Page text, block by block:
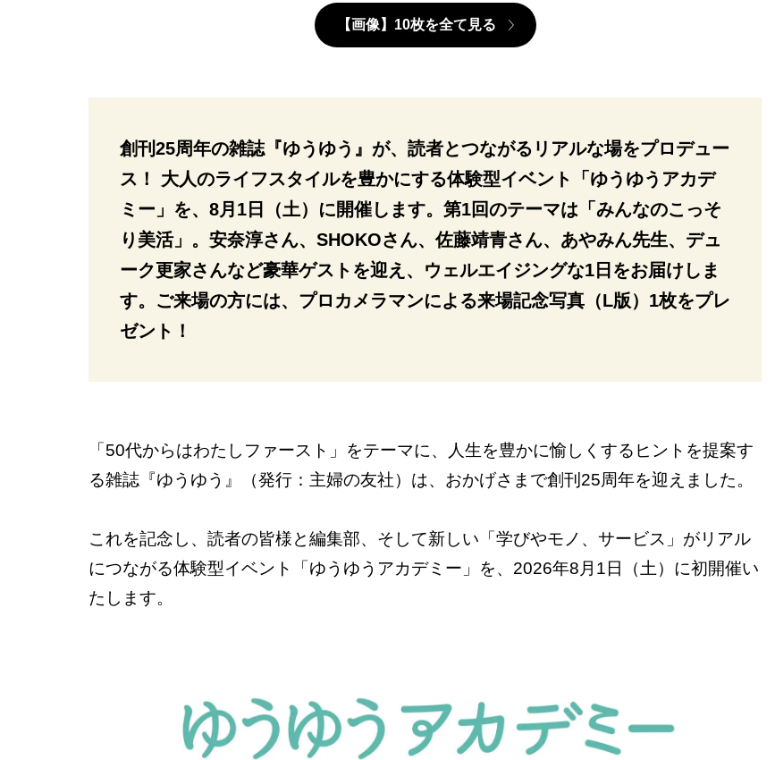
【画像】10枚を全て見る
創刊25周年の雑誌『ゆうゆう』が、読者とつながるリアルな場をプロデュー
ス！ 大人のライフスタイルを豊かにする体験型イベント「ゆうゆうアカデ
ミー」を、8月1日（土）に開催します。第1回のテーマは「みんなのこっそ
り美活」。安奈淳さん、SHOKOさん、佐藤靖青さん、あやみん先生、デュ
ーク更家さんなど豪華ゲストを迎え、ウェルエイジングな1日をお届けしま
す。ご来場の方には、プロカメラマンによる来場記念写真（L版）1枚をプレ
ゼント！
「50代からはわたしファースト」をテーマに、人生を豊かに愉しくするヒントを提案す
る雑誌『ゆうゆう』（発行：主婦の友社）は、おかげさまで創刊25周年を迎えました。
これを記念し、読者の皆様と編集部、そして新しい「学びやモノ、サービス」がリアル
につながる体験型イベント「ゆうゆうアカデミー」を、2026年8月1日（土）に初開催い
たします。